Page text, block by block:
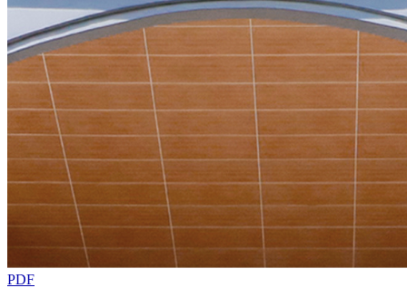
PDF